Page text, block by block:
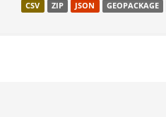
CSV ZIP JSON GEOPACKAGE